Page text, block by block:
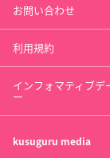
お問い合わせ
利用規約
インフォマティブデ
ー
kusuguru media